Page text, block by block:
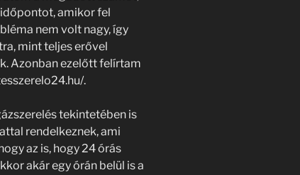
amikor fel
nem volt nagy, így
mint teljes erővel
Azonban ezelőtt felírtam
.
tekintetében is
rendelkeznek, ami
az is, hogy 24 órás
akár egy órán belül is a